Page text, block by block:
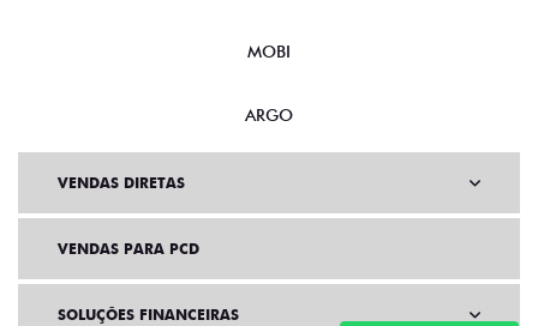
MOBI
ARGO
VENDAS DIRETAS
VENDAS PARA PCD
SOLUÇÕES FINANCEIRAS